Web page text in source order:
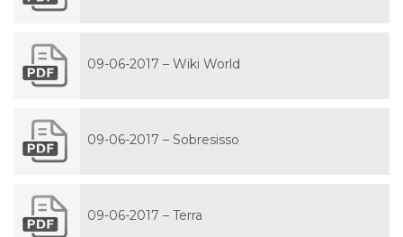
09-06-2017 – Wiki World
09-06-2017 – Sobresisso
09-06-2017 – Terra